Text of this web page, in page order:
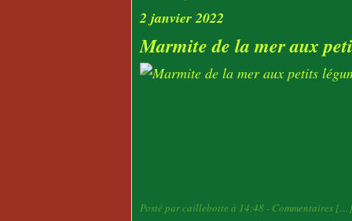
2 janvier 2022
Marmite de la mer aux
Posté par caillebotte à 14:48 - Commentaires [… ]